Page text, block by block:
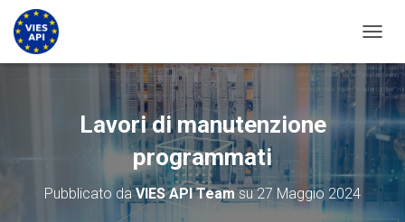
Lavori di manutenzione
programmati
Pubblicato daVIES API Teamsu27 Maggio 2024